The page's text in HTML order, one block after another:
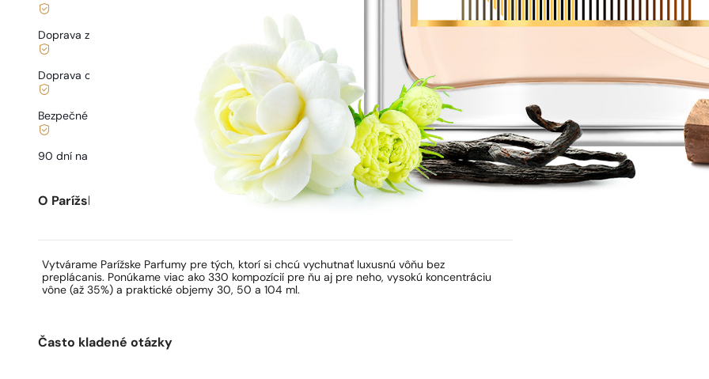
Her
Doprava zadarmo od
Doprava od
Bezpečné nakupovanie a platby
90 dní na
O Parížskych Parfumoch
Vytvárame Parížske Parfumy pre tých, ktorí si chcú vychutnať luxusnú vôňu bez
preplácanis. Ponúkame viac ako 330 kompozícií pre ňu aj pre neho, vysokú koncentráciu
vône (až 35%) a praktické objemy 30, 50 a 104 ml.
Často kladené otázky